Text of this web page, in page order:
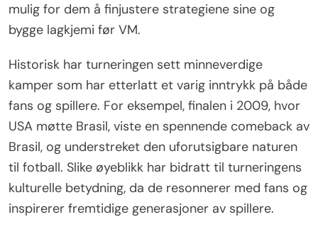
mulig for dem å finjustere strategiene sine og
bygge lagkjemi før VM.
Historisk har turneringen sett minneverdige
kamper som har etterlatt et varig inntrykk på både
fans og spillere. For eksempel, finalen i 2009, hvor
USA møtte Brasil, viste en spennende comeback av
Brasil, og understreket den uforutsigbare naturen
til fotball. Slike øyeblikk har bidratt til turneringens
kulturelle betydning, da de resonnerer med fans og
inspirerer fremtidige generasjoner av spillere.